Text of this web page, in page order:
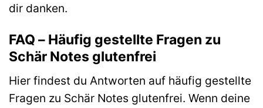
dir danken.
FAQ – Häufig gestellte Fragen zu
Schär Notes glutenfrei
Hier findest du Antworten auf häufig gestellte
Fragen zu Schär Notes glutenfrei. Wenn deine